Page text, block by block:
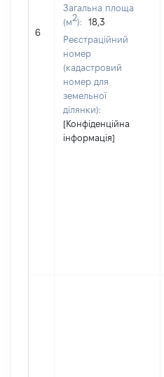
6
Загальна площа
(м2):
18,3
Реєстраційний
номер
(кадастровий
номер для
земельної
ділянки):
[Конфіденційна
інформація]